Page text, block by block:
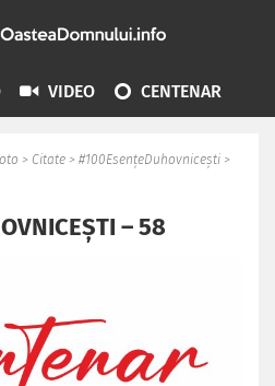
VIDEO CENTENAR
> Citate > #100EsențeDuhovnicești >
– 58